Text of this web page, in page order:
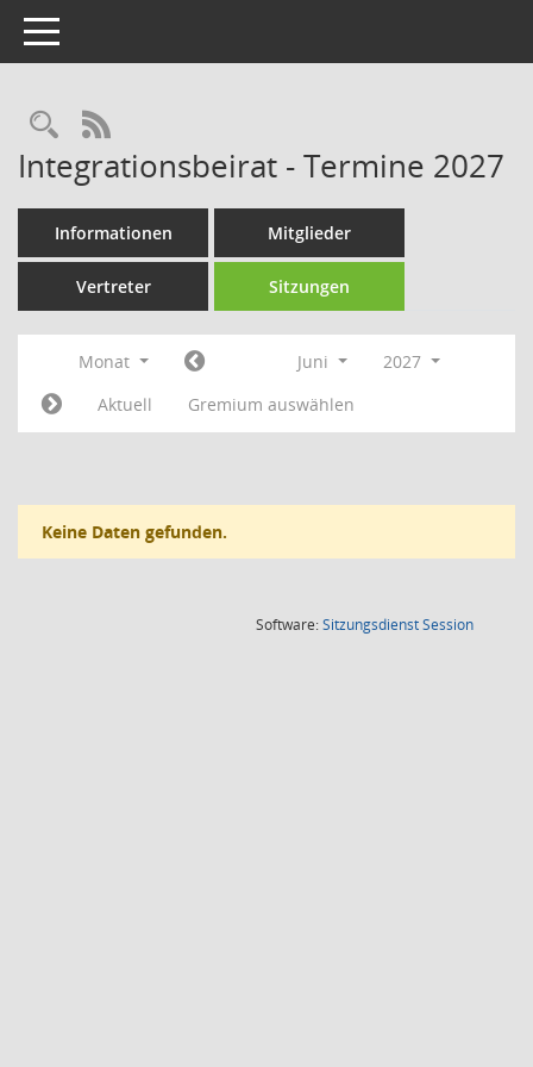
Toggle navigation
Rechercheauswahl
RSS-Feed
Integrationsbeirat - Termine 2027
Informationen Mitglieder
Vertreter Sitzungen
Monat Juni
2027
Aktuell
Gremium auswählen
Keine Daten gefunden.
Software:SitzungsdienstSession(Wird in